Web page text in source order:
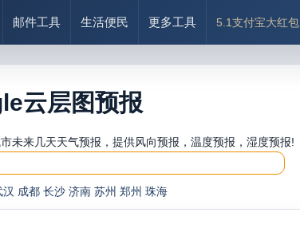
邮件工具 生活便民 更多工具 5.1支付宝大红包
云层图预报
未来几天天气预报，提供风向预报，温度预报，湿度预报!
汉 成都 长沙 济南 苏州 郑州 珠海